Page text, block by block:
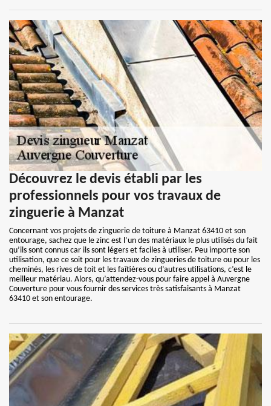
Découvrez le devis établi par les
professionnels pour vos travaux de
zinguerie à Manzat
Concernant vos projets de zinguerie de toiture à Manzat 63410 et son
entourage, sachez que le zinc est l’un des matériaux le plus utilisés du fait
qu’ils sont connus car ils sont légers et faciles à utiliser. Peu importe son
utilisation, que ce soit pour les travaux de zingueries de toiture ou pour les
cheminés, les rives de toit et les faîtières ou d’autres utilisations, c’est le
meilleur matériau. Alors, qu’attendez-vous pour faire appel à Auvergne
Couverture pour vous fournir des services très satisfaisants à Manzat
63410 et son entourage.